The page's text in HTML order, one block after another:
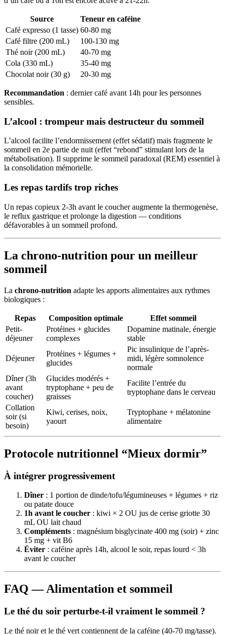
Source
Teneur en caféine
Café expresso (1 tasse) 60-80 mg
Café filtre (200 mL)
100-130 mg
Thé noir (200 mL)
40-70 mg
Cola (330 mL)
35-40 mg
Chocolat noir (30 g)
20-30 mg
Recommandation : dernier café avant 14h pour les personnes
sensibles.
L’alcool : trompeur mais destructeur du sommeil
L’alcool facilite l’endormissement (effet sédatif) mais fragmente le
sommeil en 2e partie de nuit (effet “rebond” stimulant lors de la
métabolisation). Il supprime le sommeil paradoxal (REM) essentiel à
la consolidation mémorielle.
Les repas tardifs trop riches
Un repas copieux 2-3h avant le coucher augmente la thermogenèse,
le reflux gastrique et prolonge la digestion — conditions
défavorables à un sommeil profond.
La chrono-nutrition pour un meilleur
sommeil
La chrono-nutrition adapte les apports alimentaires aux rythmes
biologiques :
Repas Composition optimale
Effet sommeil
Petit-
déjeuner
Protéines + glucides
complexes
Dopamine matinale, énergie
stable
Déjeuner
Protéines + légumes +
glucides
Pic insulinique de l’après-
midi, légère somnolence
normale
Dîner (3h
avant
coucher)
Glucides modérés +
tryptophane + peu de
graisses
Facilite l’entrée du
tryptophane dans le cerveau
Collation
soir (si
besoin)
Kiwi, cerises, noix,
yaourt
Tryptophane + mélatonine
alimentaire
Protocole nutritionnel “Mieux dormir”
À intégrer progressivement
Dîner : 1 portion de dinde/tofu/légumineuses + légumes + riz
ou patate douce
1h avant le coucher : kiwi × 2 OU jus de cerise griotte 30
mL OU lait chaud
Compléments : magnésium bisglycinate 400 mg (soir) + zinc
15 mg + vit B6
Éviter : caféine après 14h, alcool le soir, repas lourd < 3h
avant le coucher
FAQ — Alimentation et sommeil
Le thé du soir perturbe-t-il vraiment le sommeil ?
Le thé noir et le thé vert contiennent de la caféine (40-70 mg/tasse).